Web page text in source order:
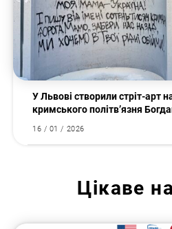
У Львові створили стріт-арт
кримського політв’язня
16 / 01 / 2026
Цікаве